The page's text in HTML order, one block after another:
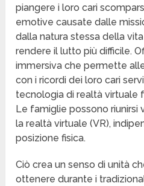
piangere i loro cari
emotive causate dalle
dalla natura stessa della
rendere il lutto più difficile.
immersiva che permette
con i ricordi dei loro cari
tecnologia di realtà virtuale
Le famiglie possono
la realtà virtuale (VR),
posizione fisica.
Ciò crea un senso di unità
ottenere durante i